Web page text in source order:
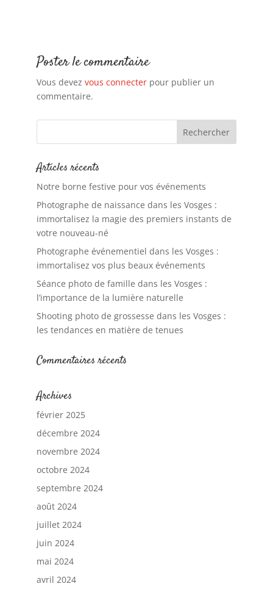
Poster le commentaire
Vous devez vous connecterpour publier un
commentaire.
Articles récents
Notre borne festive pour vos événements
Photographe de naissance dans les Vosges :
immortalisez la magie des premiers instants de
votre nouveau-né
Photographe événementiel dans les Vosges :
immortalisez vos plus beaux événements
Séance photo de famille dans les Vosges :
l’importance de la lumière naturelle
Shooting photo de grossesse dans les Vosges :
les tendances en matière de tenues
Commentaires récents
Archives
février 2025
décembre 2024
novembre 2024
octobre 2024
septembre 2024
août 2024
juillet 2024
juin 2024
mai 2024
avril 2024